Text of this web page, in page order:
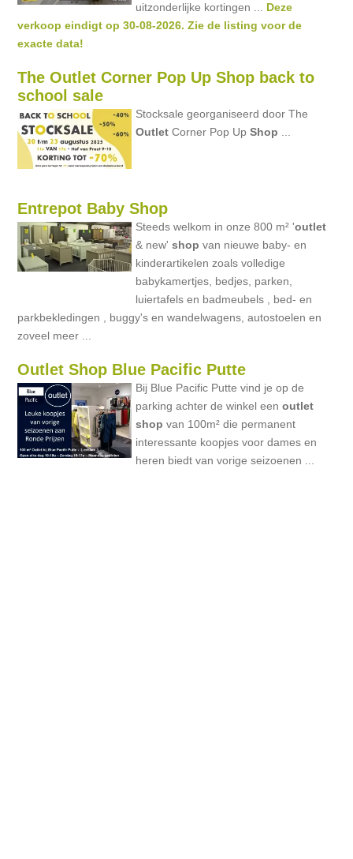
uitzonderlijke kortingen ... Deze
verkoop eindigt op 30-08-2026. Zie de listing voor de
exacte data!
The Outlet Corner Pop Up Shop back to
school sale
Stocksale georganiseerd door The
Outlet Corner Pop UpShop
Entrepot Baby Shop
Steeds welkom in onze 800 m² 'outlet
& new'shop van nieuwe baby- en
kinderartikelen zoals volledige
babykamertjes, bedjes, parken,
luiertafels en badmeubels , bed- en
parkbekledingen , buggy's en wandelwagens, autostoelen en
zoveel meer ...
Outlet Shop Blue Pacific Putte
Bij Blue Pacific Putte vind je op de
parking achter de winkel eenoutlet
shop van 100m² die permanent
interessante koopjes voor dames en
heren biedt van vorige seizoenen ...